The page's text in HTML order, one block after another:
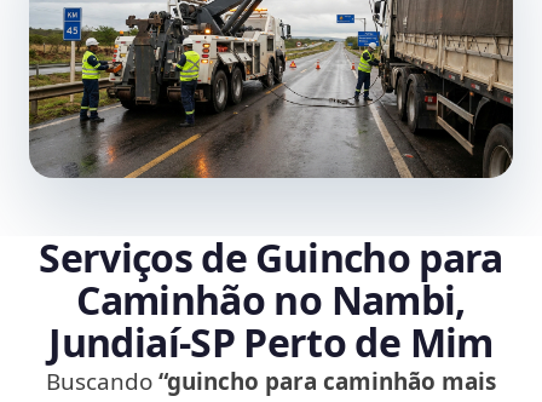
Serviços de Guincho para
Caminhão no Nambi,
Jundiaí‑SP Perto de Mim
Buscando“guincho para caminhão mais